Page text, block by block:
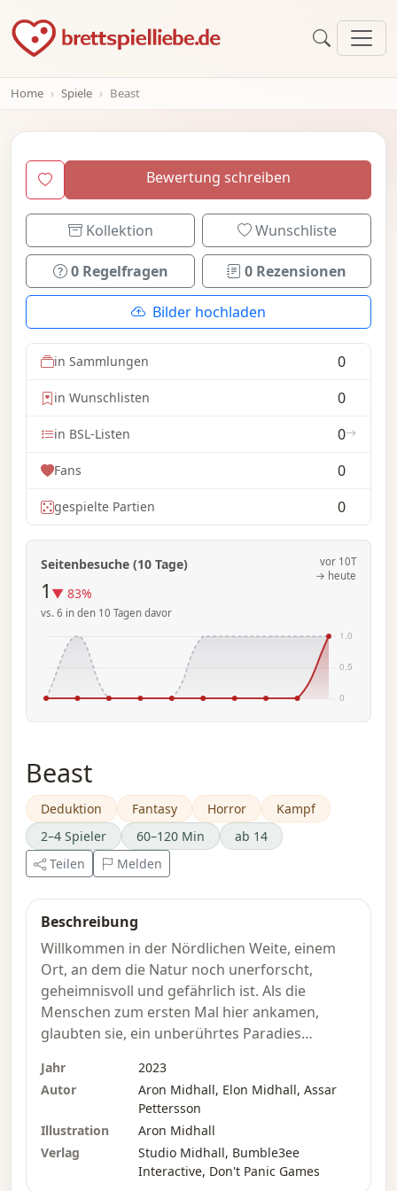
Home Spiele Beast
Bewertung schreiben
Kollektion Wunschliste
0 Regelfragen 0 Rezensionen
Bilder hochladen
in Sammlungen 0
in Wunschlisten 0
in BSL-Listen 0
Fans 0
gespielte Partien 0
Seitenbesuche (10 Tage)
1 ▼ 83%
vs. 6 in den 10 Tagen davor
vor 10T
→ heute
Beast
Deduktion Fantasy Horror
Kampf
2–4 Spieler
60–120 Min
ab 14
Teilen
Melden
Beschreibung
Willkommen in der Nördlichen Weite, einem
Ort, an dem die Natur noch unerforscht,
geheimnisvoll und gefährlich ist. Als die
Menschen zum ersten Mal hier ankamen,
glaubten sie, ein unberührtes Paradies
fischreicher Seen und kalten Süßwassers, das
aus den Bergen floss. Doch als sich ihre
Siedlungen ausdehnten und die umliegenden
Wälder lichter wurden, schlug die Natur
zurück. Große Kreaturen, bekannt als „Beasts“,
tauchten auf und stellten mit ihren
Jahr
2023
Autor
Aron Midhall, Elon Midhall, Assar
Pettersson
Illustration
Aron Midhall
Verlag
Studio Midhall, Bumble3ee
Interactive, Don't Panic Games